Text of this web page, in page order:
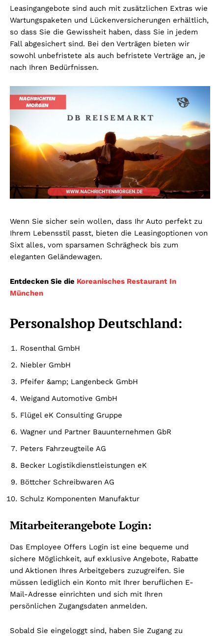
Leasingangebote sind auch mit zusätzlichen Extras wie
Wartungspaketen und Lückenversicherungen erhältlich,
so dass Sie die Gewissheit haben, dass Sie in jedem
Fall abgesichert sind. Bei den Verträgen bieten wir
sowohl unbefristete als auch befristete Verträge an, je
nach Ihren Bedürfnissen.
Wenn Sie sicher sein wollen, dass Ihr Auto perfekt zu
Ihrem Lebensstil passt, bieten die Leasingoptionen von
Sixt alles, vom sparsamen Schrägheck bis zum
eleganten Geländewagen.
Entdecken Sie die Koreanisches Restaurant In
München
Personalshop Deutschland:
Rosenthal GmbH
Niebler GmbH
Pfeifer &amp; Langenbeck GmbH
Weigand Automotive GmbH
Flügel eK Consulting Gruppe
Wagner und Partner Bauunternehmen GbR
Peters Fahrzeugteile AG
Becker Logistikdienstleistungen eK
Böttcher Schreibwaren AG
Schulz Komponenten Manufaktur
Mitarbeiterangebote Login:
Das Employee Offers Login ist eine bequeme und
sichere Möglichkeit, auf exklusive Angebote, Rabatte
und Aktionen Ihres Arbeitgebers zuzugreifen. Sie
müssen lediglich ein Konto mit Ihrer beruflichen E-
Mail-Adresse einrichten und sich mit Ihren
persönlichen Zugangsdaten anmelden.
Sobald Sie eingeloggt sind, haben Sie Zugang zu